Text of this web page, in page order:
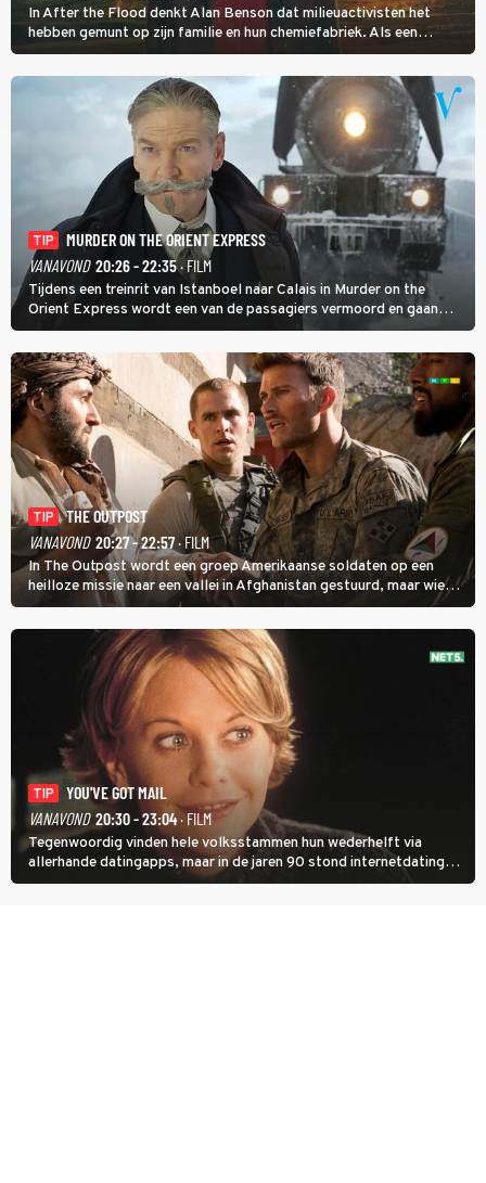
In After the Flood denkt Alan Benson dat milieuactivisten het
hebben gemunt op zijn familie en hun chemiefabriek. Als een
brandende boodschap in het veen de boel op scherp zet, besluit
Jo Marshall de jonge Finn Allen aan de tand te voelen.
TIP
MURDER ON THE ORIENT EXPRESS
VANAVOND 20:26 - 22:35· FILM
Tijdens een treinrit van Istanboel naar Calais in Murder on the
Orient Express wordt een van de passagiers vermoord en gaan
detective Hercule Poirot en zijn snor uitzoeken wie van de andere
treinreizigers de dader is.
TIP
THE OUTPOST
VANAVOND 20:27 - 22:57· FILM
In The Outpost wordt een groep Amerikaanse soldaten op een
heilloze missie naar een vallei in Afghanistan gestuurd, maar wie
overleeft daar een aanval?
TIP
YOU'VE GOT MAIL
VANAVOND 20:30 - 23:04· FILM
Tegenwoordig vinden hele volksstammen hun wederhelft via
allerhande datingapps, maar in de jaren 90 stond internetdating
nog in de kinderschoenen. In de film You've Got Mail zie je dat